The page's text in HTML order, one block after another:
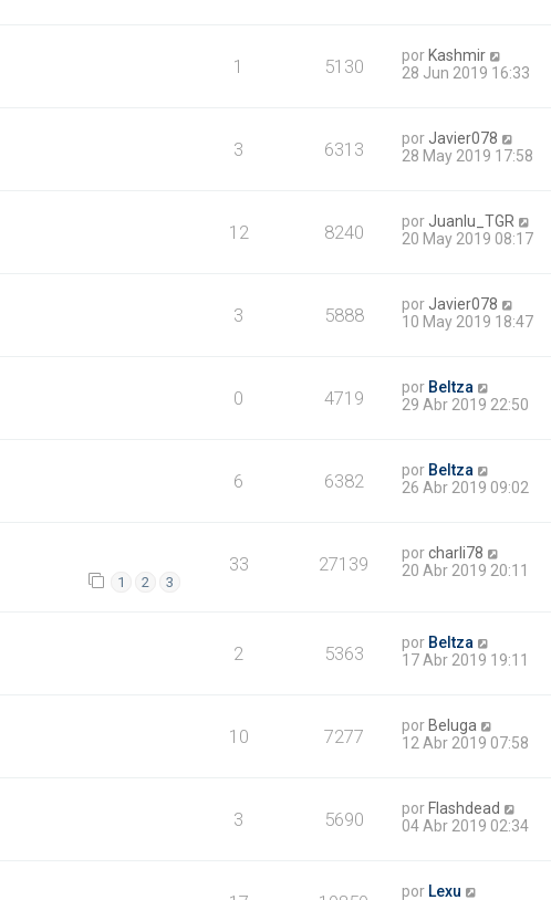
1 5130 por Kashmir
28 Jun 2019 16:33
3 6313 por Javier078
28 May 2019 17:58
12 8240 por Juanlu_TGR
20 May 2019 08:17
3 5888 por Javier078
10 May 2019 18:47
0 4719 por Beltza
29 Abr 2019 22:50
6 6382 por Beltza
26 Abr 2019 09:02
1 2 3
33 27139 porcharli78
20 Abr 2019 20:11
2 5363 por Beltza
17 Abr 2019 19:11
10 7277 por Beluga
12 Abr 2019 07:58
3 5690 por Flashdead
04 Abr 2019 02:34
por Lexu